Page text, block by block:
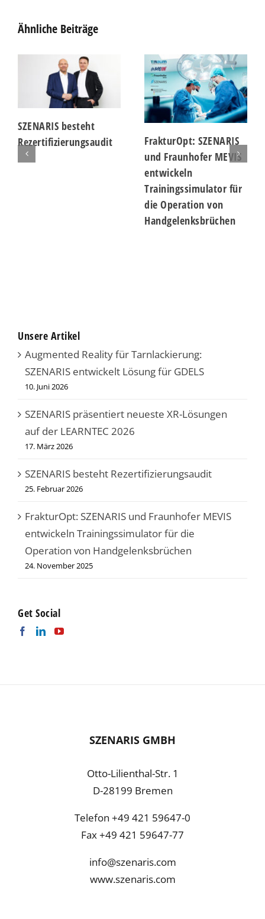
Ähnliche Beiträge
SZENARIS besteht
Rezertifizierungsaudit
FrakturOpt: SZENARIS
und Fraunhofer MEVIS
entwickeln
Trainingssimulator für
die Operation von
Handgelenksbrüchen
Unsere Artikel
Augmented Reality für Tarnlackierung:
SZENARIS entwickelt Lösung für GDELS
10. Juni 2026
SZENARIS präsentiert neueste XR-Lösungen
auf der LEARNTEC 2026
17. März 2026
SZENARIS besteht Rezertifizierungsaudit
25. Februar 2026
FrakturOpt: SZENARIS und Fraunhofer MEVIS
entwickeln Trainingssimulator für die
Operation von Handgelenksbrüchen
24. November 2025
Get Social
SZENARIS GMBH
Otto-Lilienthal-Str. 1
D-28199 Bremen
Telefon +49 421 59647-0
Fax +49 421 59647-77
info@szenaris.com
www.szenaris.com